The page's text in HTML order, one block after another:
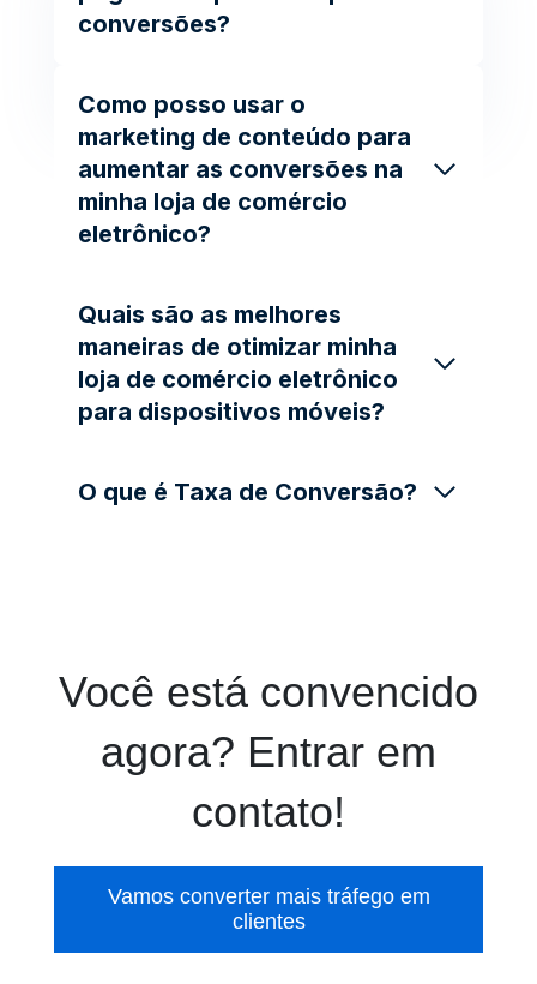
conversões?
Como posso usar o
marketing de conteúdo para
aumentar as conversões na
minha loja de comércio
eletrônico?
Quais são as melhores
maneiras de otimizar minha
loja de comércio eletrônico
para dispositivos móveis?
O que é Taxa de Conversão?
Você está convencido
agora? Entrar em
contato!
Vamos converter mais tráfego em
clientes